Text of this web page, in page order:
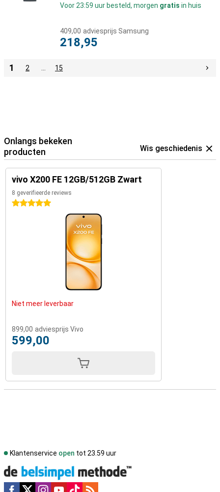
Voor 23:59 uur besteld, morgen gratis in huis
409,00 adviesprijs Samsung
218,95
1 2 15
Onlangs bekeken
producten
Wis geschiedenis
vivo X200 FE 12GB/512GB Zwart
8 geverifieerde reviews
5 sterren
Niet meer leverbaar
899,00 adviesprijs Vivo
599,00
Klantenservice open tot 23.59 uur
Social media